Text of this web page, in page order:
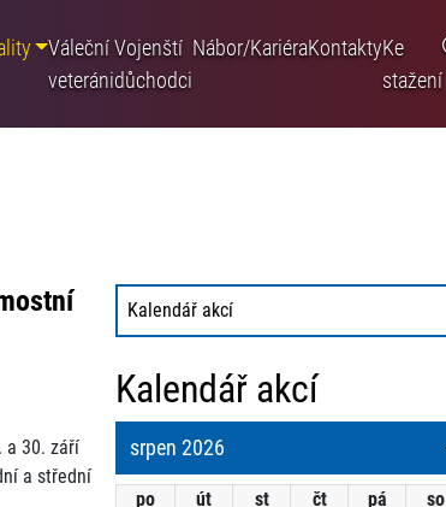
Váleční
veteráni
Vojenští
důchodci
Nábor/KariéraKontaktyKe
stažení
a 30. září
a střední
Kalendář akcí
Kalendář akcí
srpen 2026
po út st čt pá so